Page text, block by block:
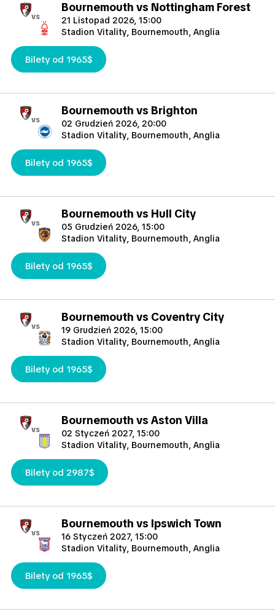
vs
Bournemouth vs Nottingham Forest
21 Listopad 2026, 15:00
Stadion Vitality, Bournemouth, Anglia
Bilety od 1965$
vs
Bournemouth vs Brighton
02 Grudzień 2026, 20:00
Stadion Vitality, Bournemouth, Anglia
Bilety od 1965$
vs
Bournemouth vs Hull City
05 Grudzień 2026, 15:00
Stadion Vitality, Bournemouth, Anglia
Bilety od 1965$
vs
Bournemouth vs Coventry City
19 Grudzień 2026, 15:00
Stadion Vitality, Bournemouth, Anglia
Bilety od 1965$
vs
Bournemouth vs Aston Villa
02 Styczeń 2027, 15:00
Stadion Vitality, Bournemouth, Anglia
Bilety od 2987$
vs
Bournemouth vs Ipswich Town
16 Styczeń 2027, 15:00
Stadion Vitality, Bournemouth, Anglia
Bilety od 1965$